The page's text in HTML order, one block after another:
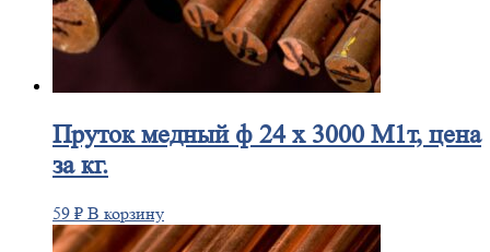
Прутокмедный ф 24 х 3000 М1т, цена
за кг.
59 ₽ В корзину